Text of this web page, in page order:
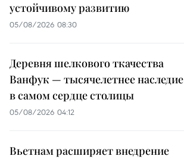
устойчивому развитию
05/08/2026 08:30
Деревня шелкового ткачества
Ванфук — тысячелетнее наследие
в самом сердце столицы
05/08/2026 04:12
Вьетнам расширяет внедрение